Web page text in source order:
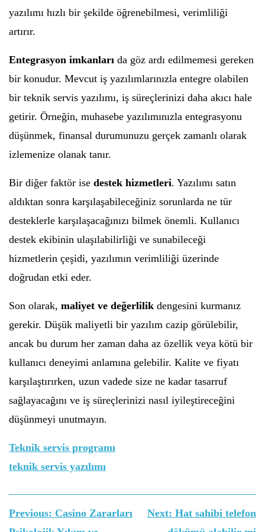
yazılımı hızlı bir şekilde öğrenebilmesi, verimliliği
artırır.
Entegrasyon imkanları da göz ardı edilmemesi gereken
bir konudur. Mevcut iş yazılımlarınızla entegre olabilen
bir teknik servis yazılımı, iş süreçlerinizi daha akıcı hale
getirir. Örneğin, muhasebe yazılımınızla entegrasyonu
düşünmek, finansal durumunuzu gerçek zamanlı olarak
izlemenize olanak tanır.
Bir diğer faktör ise destek hizmetleri. Yazılımı satın
aldıktan sonra karşılaşabileceğiniz sorunlarda ne tür
desteklerle karşılaşacağınızı bilmek önemli. Kullanıcı
destek ekibinin ulaşılabilirliği ve sunabileceği
hizmetlerin çeşidi, yazılımın verimliliği üzerinde
doğrudan etki eder.
Son olarak, maliyet ve değerlilik dengesini kurmanız
gerekir. Düşük maliyetli bir yazılım cazip görülebilir,
ancak bu durum her zaman daha az özellik veya kötü bir
kullanıcı deneyimi anlamına gelebilir. Kalite ve fiyatı
karşılaştırırken, uzun vadede size ne kadar tasarruf
sağlayacağını ve iş süreçlerinizi nasıl iyileştireceğini
düşünmeyi unutmayın.
Teknik servis programı
teknik servis yazılımı
Yazı
gezinmesi
Previous: Casino Zararları
Next: Hat sahibi telefon